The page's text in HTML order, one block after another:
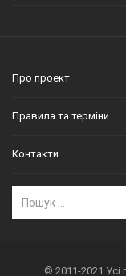
Про проект
Правила та терміни
Контакти
© 2011-2021